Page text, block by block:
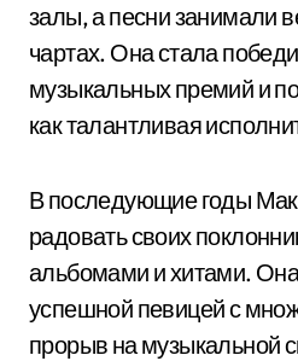
залы, а песни занимали
чартах. Она стала
музыкальных премий и
как талантливая
В последующие годы
радовать своих
альбомами и хитами.
успешной певицей с
прорыв на музыкальной